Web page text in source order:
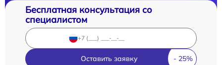
Бесплатная консультация со
специалистом
Оставить заявку